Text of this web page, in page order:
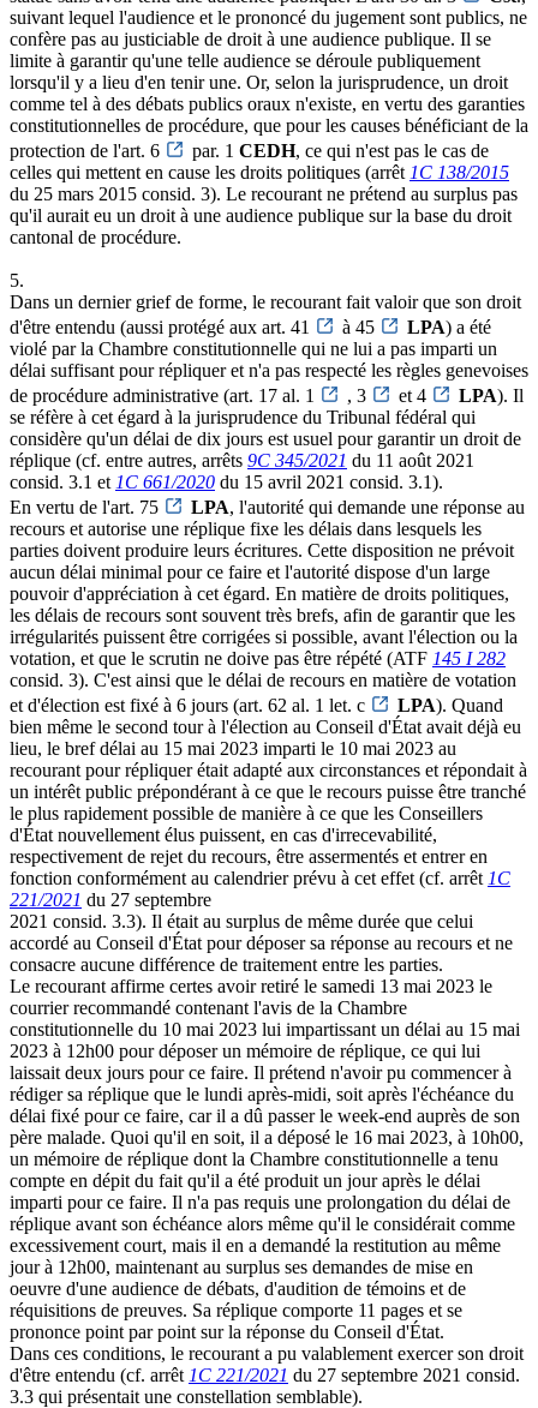
suivant lequel l'audience et le prononcé du jugement sont publics, ne
confère pas au justiciable de droit à une audience publique. Il se
limite à garantir qu'une telle audience se déroule publiquement
lorsqu'il y a lieu d'en tenir une. Or, selon la jurisprudence, un droit
comme tel à des débats publics oraux n'existe, en vertu des garanties
constitutionnelles de procédure, que pour les causes bénéficiant de la
protection de l'art. 6
par. 1 CEDH, ce qui n'est pas le cas de
celles qui mettent en cause les droits politiques (arrêt 1C 138/2015
du 25 mars 2015 consid. 3). Le recourant ne prétend au surplus pas
qu'il aurait eu un droit à une audience publique sur la base du droit
cantonal de procédure.
5.
Dans un dernier grief de forme, le recourant fait valoir que son droit
d'être entendu (aussi protégé aux art. 41
à 45 LPA) a été
violé par la Chambre constitutionnelle qui ne lui a pas imparti un
délai suffisant pour répliquer et n'a pas respecté les règles genevoises
de procédure administrative (art. 17 al. 1
, 3 et 4 LPA). Il
se réfère à cet égard à la jurisprudence du Tribunal fédéral qui
considère qu'un délai de dix jours est usuel pour garantir un droit de
réplique (cf. entre autres, arrêts 9C 345/2021 du 11 août 2021
consid. 3.1 et 1C 661/2020 du 15 avril 2021 consid. 3.1).
En vertu de l'art. 75
LPA, l'autorité qui demande une réponse au
recours et autorise une réplique fixe les délais dans lesquels les
parties doivent produire leurs écritures. Cette disposition ne prévoit
aucun délai minimal pour ce faire et l'autorité dispose d'un large
pouvoir d'appréciation à cet égard. En matière de droits politiques,
les délais de recours sont souvent très brefs, afin de garantir que les
irrégularités puissent être corrigées si possible, avant l'élection ou la
votation, et que le scrutin ne doive pas être répété (ATF 145 I 282
consid. 3). C'est ainsi que le délai de recours en matière de votation
et d'élection est fixé à 6 jours (art. 62 al. 1 let. c
LPA). Quand
bien même le second tour à l'élection au Conseil d'État avait déjà eu
lieu, le bref délai au 15 mai 2023 imparti le 10 mai 2023 au
recourant pour répliquer était adapté aux circonstances et répondait à
un intérêt public prépondérant à ce que le recours puisse être tranché
le plus rapidement possible de manière à ce que les Conseillers
d'État nouvellement élus puissent, en cas d'irrecevabilité,
respectivement de rejet du recours, être assermentés et entrer en
fonction conformément au calendrier prévu à cet effet (cf. arrêt 1C
221/2021 du 27 septembre
2021 consid. 3.3). Il était au surplus de même durée que celui
accordé au Conseil d'État pour déposer sa réponse au recours et ne
consacre aucune différence de traitement entre les parties.
Le recourant affirme certes avoir retiré le samedi 13 mai 2023 le
courrier recommandé contenant l'avis de la Chambre
constitutionnelle du 10 mai 2023 lui impartissant un délai au 15 mai
2023 à 12h00 pour déposer un mémoire de réplique, ce qui lui
laissait deux jours pour ce faire. Il prétend n'avoir pu commencer à
rédiger sa réplique que le lundi après-midi, soit après l'échéance du
délai fixé pour ce faire, car il a dû passer le week-end auprès de son
père malade. Quoi qu'il en soit, il a déposé le 16 mai 2023, à 10h00,
un mémoire de réplique dont la Chambre constitutionnelle a tenu
compte en dépit du fait qu'il a été produit un jour après le délai
imparti pour ce faire. Il n'a pas requis une prolongation du délai de
réplique avant son échéance alors même qu'il le considérait comme
excessivement court, mais il en a demandé la restitution au même
jour à 12h00, maintenant au surplus ses demandes de mise en
oeuvre d'une audience de débats, d'audition de témoins et de
réquisitions de preuves. Sa réplique comporte 11 pages et se
prononce point par point sur la réponse du Conseil d'État.
Dans ces conditions, le recourant a pu valablement exercer son droit
d'être entendu (cf. arrêt 1C 221/2021 du 27 septembre 2021 consid.
3.3 qui présentait une constellation semblable).